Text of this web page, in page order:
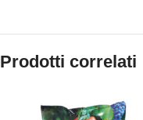
Prodotti correlati